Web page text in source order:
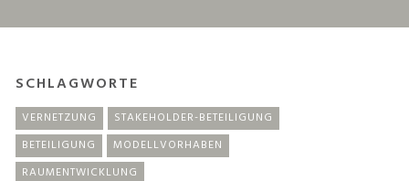
SCHLAGWORTE
VERNETZUNG
STAKEHOLDER-BETEILIGUNG
BETEILIGUNG
MODELLVORHABEN
RAUMENTWICKLUNG